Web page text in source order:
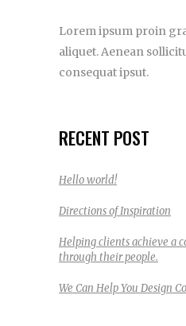
Lorem ipsum proin
aliquet. Aenean
consequat ipsut.
RECENT POST
Hello world!
Directions of Inspiration
Helping clients achieve a
through their people.
We Can Help You Design